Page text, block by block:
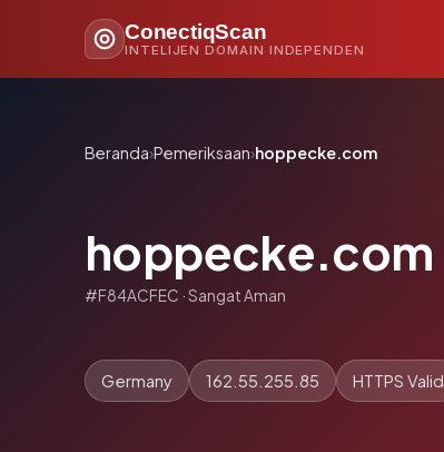
ConectiqScan
INTELIJEN DOMAIN INDEPENDEN
Beranda›Pemeriksaan›hoppecke.com
hoppecke.com
#F84ACFEC · Sangat Aman
Germany 162.55.255.85 HTTPS Valid